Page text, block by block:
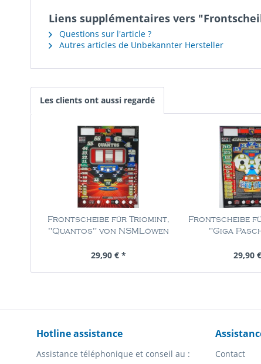
Liens supplémentaires vers
Questions sur l'article ?
Autres articles de Unbekannter Hersteller
Les clients ont aussi regardé
Frontscheibe für Triomint,
"Quantos" von NSMLöwen
Contenu 1 Pièce
29,90 € *
Frontscheibe
"Giga
Contenu
29,90
Hotline assistance
Assistance téléphonique et conseil au :
Contact